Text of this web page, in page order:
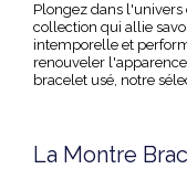
Plongez dans l'univers
collection qui allie
intemporelle et
renouveler
bracelet usé, notre
La Montre